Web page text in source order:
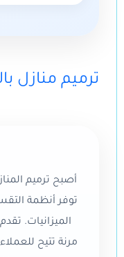
: ترميم منازل
أصبح ترميم
توفر أنظمة
الميزانيات.
مرنة تتيح